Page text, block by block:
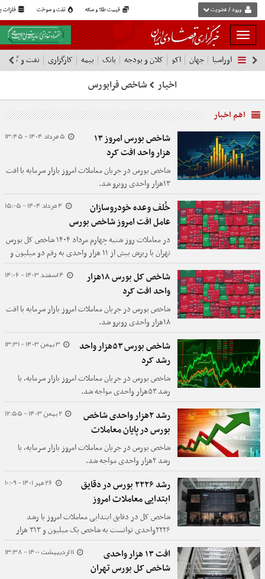
قیمت طلا و سکه نفت و سوخت فلزات ورود / عضویت
بار
و
بسته
نمودن
اوراسیا جهان اکو کلان و بودجه بانک بیمه کارگزاری نفت و گاز
اخبار شاخص فرابورس
اهم اخبار
5 مرداد 1404 - 13:45
شاخص بورس امروز ۱۳
هزار واحد افت کرد
شاخص بورس در جریان معاملات امروز بازار سرمایه با افت
۱۳هزار واحدی روبرو شد.
4 مرداد 1404 - 15:05
خُلف وعده خودروسازان‌
عامل افت امروز شاخص بورس
در معاملات روز شنبه چهارم مرداد ۱۴۰۴ شاخص کل بورس
تهران با ریزش بیش از ۱۱ هزار واحدی به رقم دو میلیون و
۸۲۵ هزار واحد رسید.
4 اسفند 1403 - 14:06
شاخص کل بورس ۱۸هزار
واحد افت کرد
شاخص بورس در جریان معاملات امروز بازار سرمایه با افت
۱۸هزار واحدی روبرو شد.
3 بهمن 1403 - 13:31
شاخص بورس ۵۳هزار واحد
رشد کرد
شاخص بورس در جریان معاملات امروز بازار سرمایه، با
رشد ۵۳هزار واحدی مواجه شد.
2 بهمن 1403 - 12:55
رشد ۲هزار واحدی شاخص
بورس در پایان معاملات
شاخص بورس در جریان معاملات امروز بازار سرمایه، با
رشد ۲هزار واحدی مواجه شد.
26 مهر 1401 - 10:09
رشد ۲۲۲۶ بورس در دقایق
ابتدایی معاملات امروز
شاخص کل در دقایق ابتدایی معاملات امروز با رشد
۲۲۲۶واحدی توانست به شاخص یک میلیون و ۳۱۳ هزار
واحد بازگردد.
11 اردیبهشت 1400 - 13:38
افت ۱۳ هزار واحدی
شاخص کل بورس تهران